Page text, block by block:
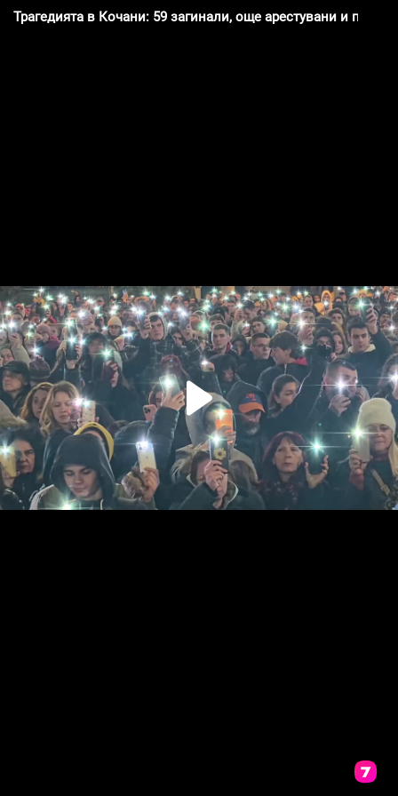
Трагедията в Кочани: 59 загинали, още арестувани и